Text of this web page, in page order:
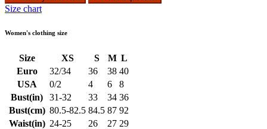
Size chart
Women's clothing size
Size XS S M L
Euro
32/34 36 38 40
USA
0/2 4 6
8
Bust(in)
31-32 33 34 36
Bust(cm) 80.5-82.5 84.5 87 92
Waist(in) 24-25 26 27 29